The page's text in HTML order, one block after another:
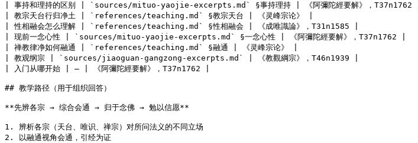
| 事持和理持的区别 | `sources/mituo-yaojie-excerpts.md` §事持理持 | 《阿彌陀經要解》，T37n1762 |
| 教宗天台行归净土 | `references/teaching.md` §教宗天台 | 《灵峰宗论》 |
| 性相融会怎么理解 | `references/teaching.md` §性相融会 | 《成唯識論》，T31n1585 |
| 现前一念心性 | `sources/mituo-yaojie-excerpts.md` §一念心性 | 《阿彌陀經要解》，T37n1762 |
| 禅教律净如何融通 | `references/teaching.md` §融通 | 《灵峰宗论》 |
| 教观纲宗 | `sources/jiaoguan-gangzong-excerpts.md` | 《教觀綱宗》，T46n1939 |
| 入门从哪开始 | — | 《阿彌陀經要解》，T37n1762 |
## 教学路径（用于组织回答）
**先辨各宗 → 综合会通 → 归于念佛 → 勉以信愿**
1. 辨析各宗（天台、唯识、禅宗）对所问法义的不同立场
2. 以融通视角会通，引经为证